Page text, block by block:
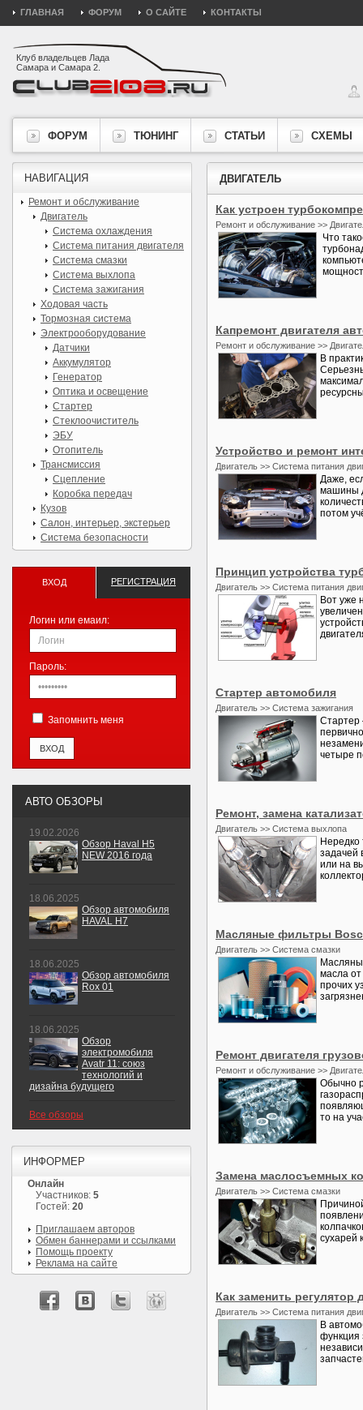
ГЛАВНАЯ ФОРУМ О САЙТЕ КОНТАКТЫ
Клуб владельцев Лада
Самара и Самара 2.
ФОРУМ ТЮНИНГ СТАТЬИ СХЕМЫ
ДВИГАТЕЛЬ
Как устроен
Ремонт и обслуживание >>
Что
Капремонт двигателя
Ремонт и обслуживание >>
В
Устройство и ремонт
Двигатель >> Система питания
Даже,
машины
потом
Принцип устройства
Двигатель >> Система питания
Вот уже
Стартер автомобиля
Двигатель >> Система зажигания
Стартер
четыре
Ремонт, замена
Двигатель >> Система выхлопа
Нередко
задачей
или на
Масляные фильтры
Двигатель >> Система смазки
масла
прочих
Ремонт двигателя
Ремонт и обслуживание >>
Обычно
то на
Замена маслосъемных
Двигатель >> Система смазки
сухарей
Как заменить регулятор
Двигатель >> Система питания
В
функция
НАВИГАЦИЯ
Ремонт и обслуживание
Двигатель
Система охлаждения
Система питания двигателя
Система смазки
Система выхлопа
Система зажигания
Ходовая часть
Тормозная система
Электрооборудование
Датчики
Аккумулятор
Генератор
Оптика и освещение
Стартер
Стеклоочиститель
ЭБУ
Отопитель
Трансмиссия
Сцепление
Коробка передач
Кузов
Салон, интерьер, экстерьер
Система безопасности
ВХОД РЕГИСТРАЦИЯ
Логин или емаил:
Пароль:
Запомнить меня
АВТО ОБЗОРЫ
19.02.2026
Обзор Haval H5
NEW 2016 года
18.06.2025
Обзор автомобиля
HAVAL H7
18.06.2025
Обзор автомобиля
Rox 01
18.06.2025
Обзор
электромобиля
Avatr 11: союз
технологий и
дизайна будущего
Все обзоры
ИНФОРМЕР
Онлайн
Участников: 5
Гостей: 20
Приглашаем авторов
Обмен баннерами и ссылками
Помощь проекту
Реклама на сайте